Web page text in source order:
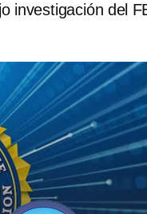
investigación del